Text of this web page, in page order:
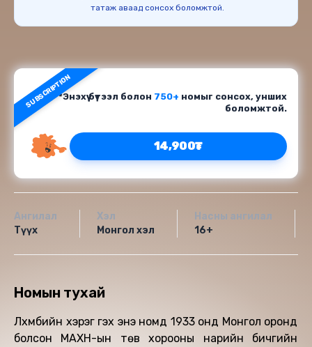
татаж аваад сонсох боломжтой.
SUBSCRIPTION*Энэхүү бүтээл болон 750+ номыг сонсох, унших
боломжтой.
14,900₮
Ангилал
Түүх
Хэл
Монгол хэл
Насны ангилал
16+
Номын тухай
Лхүмбийн хэрэг гэх энэ номд 1933 онд Монгол оронд
болсон МАХН-ын төв хорооны нарийн бичгийн